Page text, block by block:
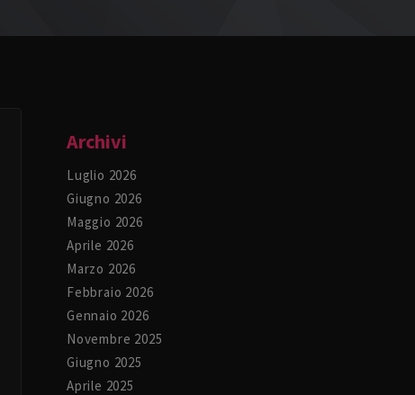
Archivi
Luglio 2026
Giugno 2026
Maggio 2026
Aprile 2026
Marzo 2026
Febbraio 2026
Gennaio 2026
Novembre 2025
Giugno 2025
Aprile 2025